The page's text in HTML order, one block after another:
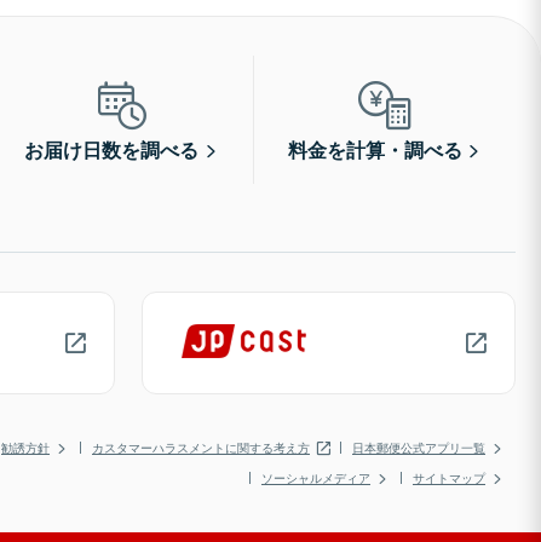
お届け日数を調べる 料金を計算・調べる
勧誘方針 カスタマーハラスメントに関する考え方
日本郵便公式アプリ一覧
ソーシャルメディア
サイトマップ